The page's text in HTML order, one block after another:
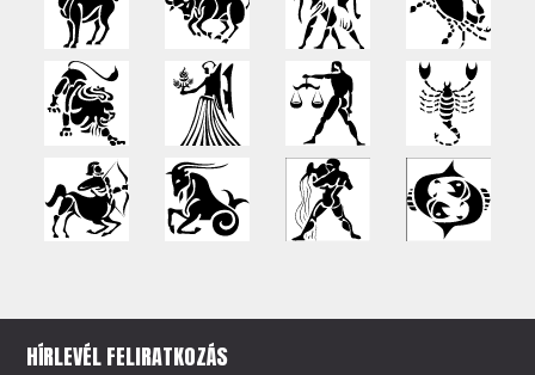
HÍRLEVÉL FELIRATKOZÁS